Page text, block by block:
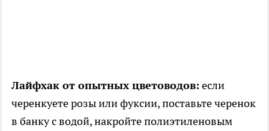
Лайфхак от опытных цветоводов: если
черенкуете розы или фуксии, поставьте черенок
в банку с водой, накройте полиэтиленовым